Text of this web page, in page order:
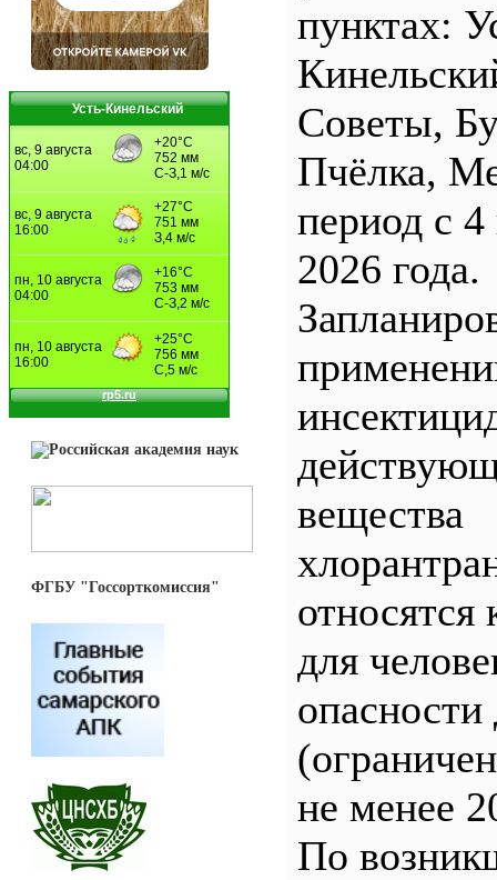
Усть-Кинельский
ФГБУ "Госсорткомиссия"
пунктах:
Советы,
Пчёлка,
период с 4
2026 года.
вещества
относятся
для
опасности
не менее
По